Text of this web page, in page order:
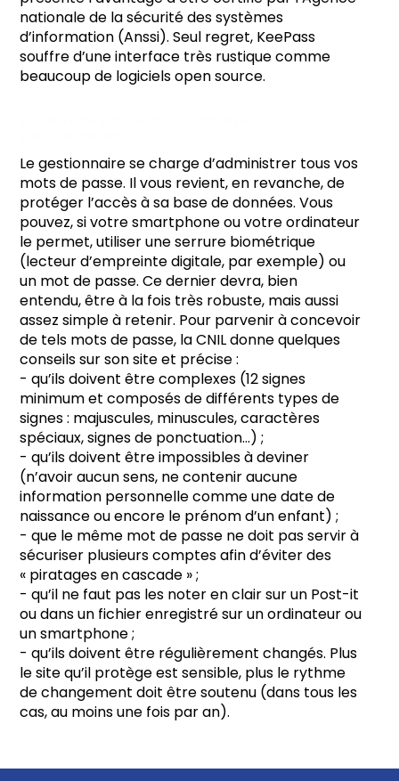
nationale de la sécurité des systèmes
d’information (Anssi). Seul regret, KeePass
souffre d’une interface très rustique comme
beaucoup de logiciels open source.
Le gestionnaire se charge d’administrer tous vos
mots de passe. Il vous revient, en revanche, de
protéger l’accès à sa base de données. Vous
pouvez, si votre smartphone ou votre ordinateur
le permet, utiliser une serrure biométrique
(lecteur d’empreinte digitale, par exemple) ou
un mot de passe. Ce dernier devra, bien
entendu, être à la fois très robuste, mais aussi
assez simple à retenir. Pour parvenir à concevoir
de tels mots de passe, la CNIL donne quelques
conseils sur son site et précise :
- qu’ils doivent être complexes (12 signes
minimum et composés de différents types de
signes : majuscules, minuscules, caractères
spéciaux, signes de ponctuation…) ;
- qu’ils doivent être impossibles à deviner
(n’avoir aucun sens, ne contenir aucune
information personnelle comme une date de
naissance ou encore le prénom d’un enfant) ;
- que le même mot de passe ne doit pas servir à
sécuriser plusieurs comptes afin d’éviter des
« piratages en cascade » ;
- qu’il ne faut pas les noter en clair sur un Post-it
ou dans un fichier enregistré sur un ordinateur ou
un smartphone ;
- qu’ils doivent être régulièrement changés. Plus
le site qu’il protège est sensible, plus le rythme
de changement doit être soutenu (dans tous les
cas, au moins une fois par an).